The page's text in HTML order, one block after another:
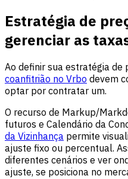
Estratégia de
gerenciar as
Ao definir sua estratégia de
coanfitrião no Vrbo devem
optar por contratar um.
O recurso de Markup/
futuros e Calendário da
da Vizinhança permite
ajuste fixo ou percentual.
diferentes cenários e ver
ajuste, se posiciona no